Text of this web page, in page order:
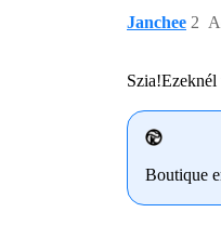
Janchee 2
Boutique